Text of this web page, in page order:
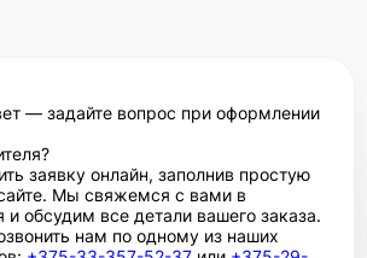
— задайте вопрос при оформлении
заявку онлайн, заполнив простую
Мы свяжемся с вами в
обсудим все детали вашего заказа.
нам по одному из наших